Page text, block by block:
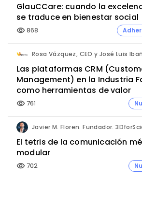
GlauCCare: cuando la
se traduce en bienestar social
visibility 868
Las plataformas CRM
Management) en la Industria
como herramientas de valor
visibility 761
Javier M. Floren. Fundador.
El tetris de la comunicación
modular
visibility 702